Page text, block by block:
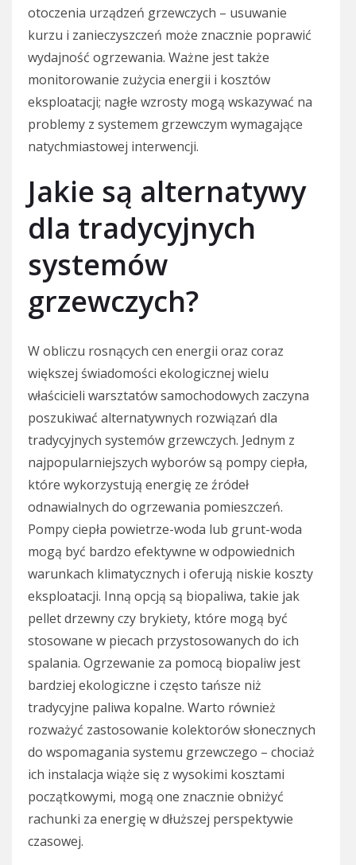
otoczenia urządzeń grzewczych – usuwanie
kurzu i zanieczyszczeń może znacznie poprawić
wydajność ogrzewania. Ważne jest także
monitorowanie zużycia energii i kosztów
eksploatacji; nagłe wzrosty mogą wskazywać na
problemy z systemem grzewczym wymagające
natychmiastowej interwencji.
Jakie są alternatywy
dla tradycyjnych
systemów
grzewczych?
W obliczu rosnących cen energii oraz coraz
większej świadomości ekologicznej wielu
właścicieli warsztatów samochodowych zaczyna
poszukiwać alternatywnych rozwiązań dla
tradycyjnych systemów grzewczych. Jednym z
najpopularniejszych wyborów są pompy ciepła,
które wykorzystują energię ze źródeł
odnawialnych do ogrzewania pomieszczeń.
Pompy ciepła powietrze-woda lub grunt-woda
mogą być bardzo efektywne w odpowiednich
warunkach klimatycznych i oferują niskie koszty
eksploatacji. Inną opcją są biopaliwa, takie jak
pellet drzewny czy brykiety, które mogą być
stosowane w piecach przystosowanych do ich
spalania. Ogrzewanie za pomocą biopaliw jest
bardziej ekologiczne i często tańsze niż
tradycyjne paliwa kopalne. Warto również
rozważyć zastosowanie kolektorów słonecznych
do wspomagania systemu grzewczego – chociaż
ich instalacja wiąże się z wysokimi kosztami
początkowymi, mogą one znacznie obniżyć
rachunki za energię w dłuższej perspektywie
czasowej.